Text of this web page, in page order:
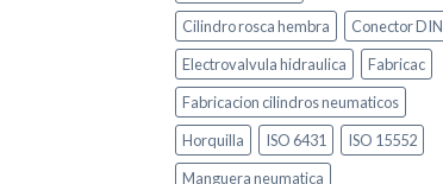
Cilindro rosca hembra
Conector DIN
Electrovalvula hidraulica
Fabricac
Fabricacion cilindros neumaticos
Horquilla
ISO 6431
ISO 15552
Manguera neumatica